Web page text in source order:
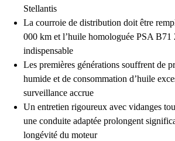
Stellantis
La courroie de distribution doit être
000 km et l’huile homologuée PSA B71
indispensable
Les premières générations souffrent de
humide et de consommation d’huile
surveillance accrue
Un entretien rigoureux avec vidanges
une conduite adaptée prolongent
longévité du moteur